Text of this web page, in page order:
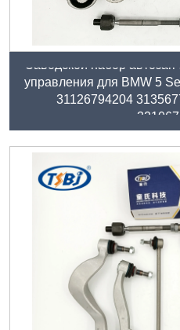
Заводской набор
управления для BMW 5
31126794204